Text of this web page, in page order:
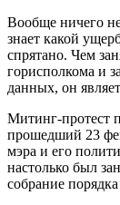
Вообще ничего
знает какой
спрятано. Чем
горисполкома и
данных, он
Митинг-протест
прошедший 23
мэра и его
настолько был
собрание